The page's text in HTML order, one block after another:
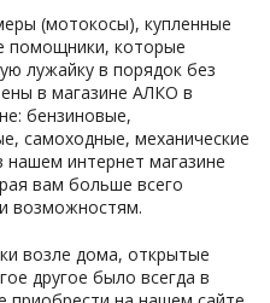
(мотокосы), купленные
помощники, которые
лужайку в порядок без
в магазине АЛКО в
бензиновые,
самоходные, механические
интернет магазине
вам больше всего
возможностям.
возле дома, открытые
другое было всегда в